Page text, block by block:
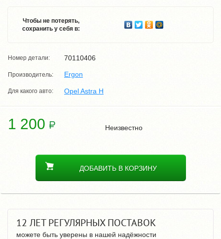
Чтобы не потерять,
сохранить у себя в:
Номер детали: 70110406
Производитель: Ergon
Для какого авто: Opel Astra H
1 200 Неизвестно
ДОБАВИТЬ В КОРЗИНУ
12 ЛЕТ РЕГУЛЯРНЫХ ПОСТАВОК
можете быть уверены в нашей надёжности